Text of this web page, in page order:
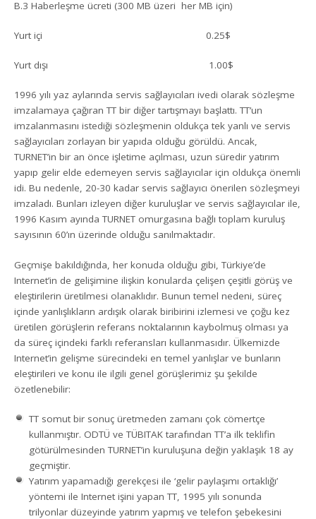
B.3 Haberleşme ücreti (300 MB üzeri her MB için)
Yurt içi 0.25$
Yurt dışı 1.00$
1996 yılı yaz aylarında servis sağlayıcıları ivedi olarak sözleşme
imzalamaya çağıran TT bir diğer tartışmayı başlattı. TT’un
imzalanmasını istediği sözleşmenin oldukça tek yanlı ve servis
sağlayıcıları zorlayan bir yapıda olduğu görüldü. Ancak,
TURNET’in bir an önce işletime açılması, uzun süredir yatırım
yapıp gelir elde edemeyen servis sağlayıcılar için oldukça önemli
idi. Bu nedenle, 20-30 kadar servis sağlayıcı önerilen sözleşmeyi
imzaladı. Bunları izleyen diğer kuruluşlar ve servis sağlayıcılar ile,
1996 Kasım ayında TURNET omurgasına bağlı toplam kuruluş
sayısının 60’ın üzerinde olduğu sanılmaktadır.
Geçmişe bakıldığında, her konuda olduğu gibi, Türkiye’de
Internet’in de gelişimine ilişkin konularda çelişen çeşitli görüş ve
eleştirilerin üretilmesi olanaklıdır. Bunun temel nedeni, süreç
içinde yanlışlıkların ardışık olarak biribirini izlemesi ve çoğu kez
üretilen görüşlerin referans noktalarının kaybolmuş olması ya
da süreç içindeki farklı referansları kullanmasıdır. Ülkemizde
Internet’in gelişme sürecindeki en temel yanlışlar ve bunların
eleştirileri ve konu ile ilgili genel görüşlerimiz şu şekilde
özetlenebilir:
TT somut bir sonuç üretmeden zamanı çok cömertçe
kullanmıştır. ODTÜ ve TÜBITAK tarafından TT’a ilk teklifin
götürülmesinden TURNET’in kuruluşuna değin yaklaşık 18 ay
geçmiştir.
Yatırım yapamadığı gerekçesi ile ‘gelir paylaşımı ortaklığı’
yöntemi ile Internet işini yapan TT, 1995 yılı sonunda
trilyonlar düzeyinde yatırım yapmış ve telefon şebekesini